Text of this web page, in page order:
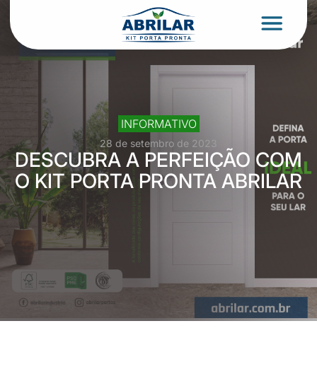
INFORMATIVO
28 de setembro de 2023
DESCUBRA A PERFEIÇÃO COM
O KIT PORTA PRONTA ABRILAR